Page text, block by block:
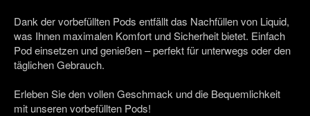
Dank der vorbefüllten Pods entfällt das Nachfüllen von Liquid,
was Ihnen maximalen Komfort und Sicherheit bietet. Einfach
Pod einsetzen und genießen – perfekt für unterwegs oder den
täglichen Gebrauch.
Erleben Sie den vollen Geschmack und die Bequemlichkeit
mit unseren vorbefüllten Pods!